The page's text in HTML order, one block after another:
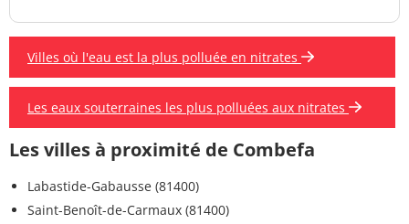
Villes où l'eau est la plus polluée en nitrates
Les eaux souterraines les plus polluées aux nitrates
Les villes à proximité de Combefa
Labastide-Gabausse (81400)
Saint-Benoît-de-Carmaux (81400)